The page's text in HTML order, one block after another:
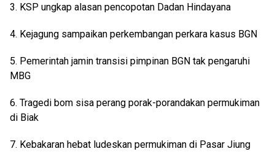
3. KSP ungkap alasan pencopotan Dadan Hindayana
4. Kejagung sampaikan perkembangan perkara kasus BGN
5. Pemerintah jamin transisi pimpinan BGN tak pengaruhi
MBG
6. Tragedi bom sisa perang porak-porandakan permukiman
di Biak
7. Kebakaran hebat ludeskan permukiman di Pasar Jiung